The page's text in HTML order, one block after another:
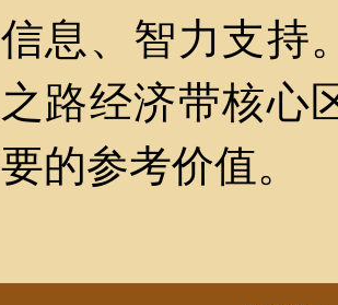
信息、智力支持
之路经济带核心
要的参考价值。